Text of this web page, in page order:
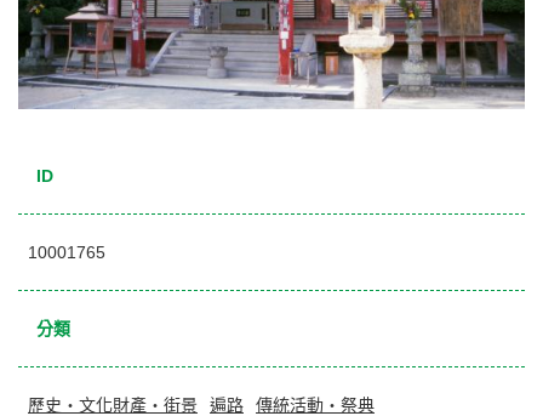
ID
10001765
分類
歷史・文化財產・街景 遍路 傳統活動・祭典